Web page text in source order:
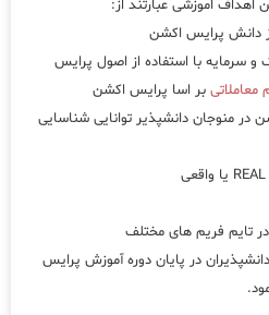
اموزشی عبارتند از:
بر اسا پرایس اکشن
منوجان دانشپذیر توانایی شناسایی
در پایان دوره آموزش پرایس